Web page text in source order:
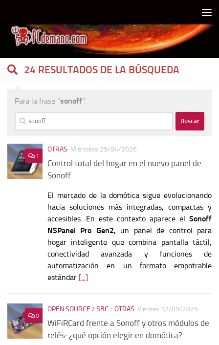
24 RESULTADOS DE LA BÚSQUEDA
Para la frase "sonoff".
Buscar:
1
OTRAS Miércoles 29/04/2026
Control total del hogar en el nuevo panel de
Sonoff
El mercado de la domótica sigue evolucionando
hacia soluciones más integradas, compactas y
accesibles. En este contexto aparece el Sonoff
NSPanel Pro Gen2, un panel de control para
hogar inteligente que combina pantalla táctil,
conectividad avanzada y funciones de
automatización en un formato empotrable
estándar [...]
0
OPEN SOURCE / SBC / OTRAS Viernes 12/09/2025
WiFiRCard frente a Sonoff y otros módulos de
relés: ¿qué opción elegir en domótica?